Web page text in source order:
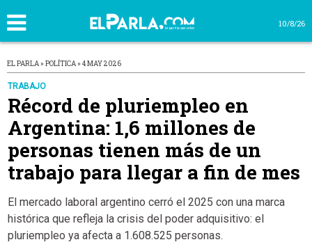
10/8/26
EL PARLA » POLÍTICA » 4 MAY 2026
TRABAJO
Récord de pluriempleo en
Argentina: 1,6 millones de
personas tienen más de un
trabajo para llegar a fin de mes
El mercado laboral argentino cerró el 2025 con una marca
histórica que refleja la crisis del poder adquisitivo: el
pluriempleo ya afecta a 1.608.525 personas.